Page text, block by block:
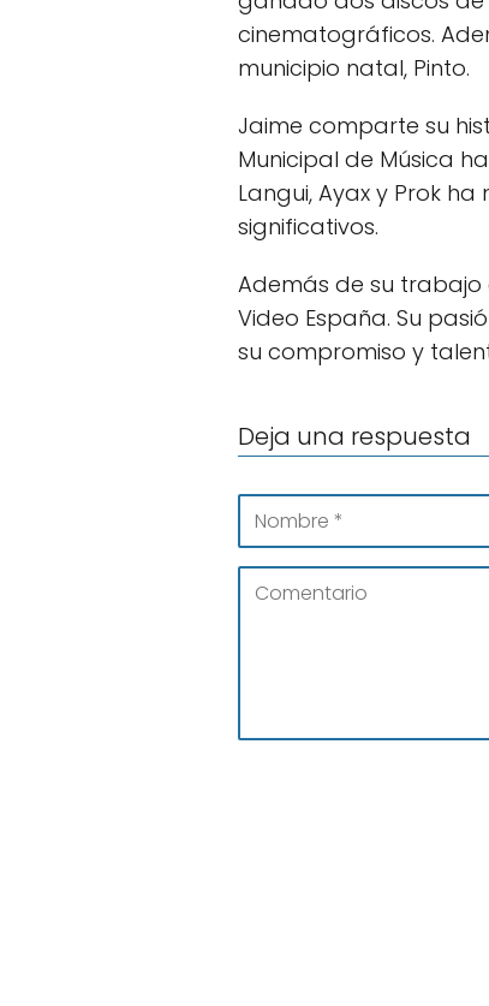
cinematográficos.
municipio natal, Pinto.
Jaime comparte su
Municipal de Música
Langui, Ayax y Prok
significativos.
Además de su
Video España. Su
su compromiso y
Deja una respuesta